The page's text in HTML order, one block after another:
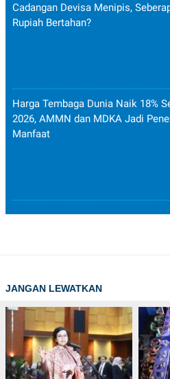
Cadangan Devisa Menipis,
Rupiah Bertahan?
Harga Tembaga Dunia Naik 18%
2026, AMMN dan MDKA Jadi
Manfaat
JANGAN LEWATKAN